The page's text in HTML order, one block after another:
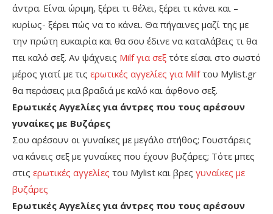
άντρα. Είναι ώριμη, ξέρει τι θέλει, ξέρει τι κάνει και –
κυρίως- ξέρει πώς να το κάνει. Θα πήγαινες μαζί της με
την πρώτη ευκαιρία και θα σου έδινε να καταλάβεις τι θα
πει καλό σεξ. Αν ψάχνεις Milf για σεξ τότε είσαι στο σωστό
μέρος γιατί με τις ερωτικές αγγελίες για Milfτου Mylist.gr
θα περάσεις μια βραδιά με καλό και άφθονο σεξ.
Ερωτικές Αγγελίες για άντρες που τους αρέσουν
γυναίκες με Βυζάρες
Σου αρέσουν οι γυναίκες με μεγάλο στήθος; Γουστάρεις
να κάνεις σεξ με γυναίκες που έχουν βυζάρες; Τότε μπες
στις ερωτικές αγγελίες του Mylist και βρες γυναίκες με
βυζάρες
Ερωτικές Αγγελίες για άντρες που τους αρέσουν